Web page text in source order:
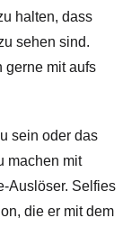
halten, dass
sehen sind.
gerne mit aufs
sein oder das
machen mit
Auslöser. Selfies
die er mit dem